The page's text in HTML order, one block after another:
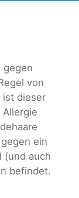
gegen
von
ist dieser
ein
(und auch
befindet.